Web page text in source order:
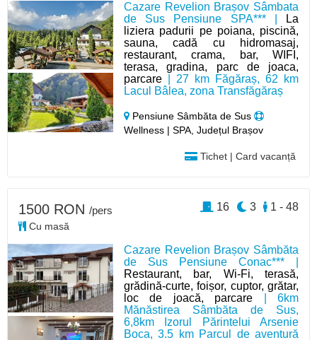
Cazare Revelion Brașov Sâmbata
de Sus Pensiune SPA*** |
La
liziera padurii pe poiana, piscină,
sauna, cadă cu hidromasaj,
restaurant, crama, bar, WIFI,
terasa, gradina, parc de joaca,
parcare | 27 km Făgăraș, 62 km
Lacul Bâlea, zona Transfăgăraș
Pensiune Sâmbăta de Sus
Wellness | SPA, Județul Brașov
Tichet | Card vacanță
Cazare Revelion Brașov Sâmbăta
de Sus Pensiune Conac*** |
Restaurant, bar, Wi-Fi, terasă,
grădină-curte, foișor, cuptor, grătar,
loc de joacă, parcare | 6km
Mănăstirea Sâmbăta de Sus,
6,8km Izorul Părintelui Arsenie
Boca, 3.5 km Parcul de aventură
1500 RON /pers
Cu masă
1 - 48
3
16